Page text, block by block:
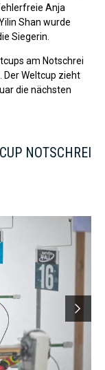
Anja
Shan wurde
Siegerin.
am Notschrei
Weltcup zieht
die nächsten
NOTSCHREI